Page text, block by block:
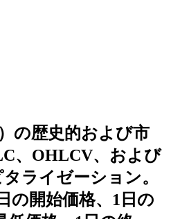
の歴史的および市
、OHLCV、および
ライゼーション。
の開始価格、1日の